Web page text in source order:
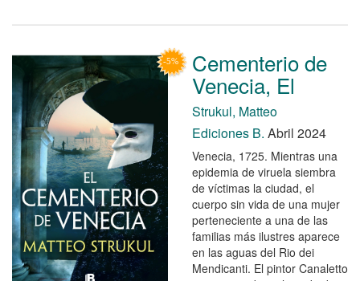
Cementerio de
Venecia, El
Strukul, Matteo
Ediciones B. Abril 2024
Venecia, 1725. Mientras una
epidemia de viruela siembra
de víctimas la ciudad, el
cuerpo sin vida de una mujer
perteneciente a una de las
familias más ilustres aparece
en las aguas del Rio dei
Mendicanti. El pintor Canaletto